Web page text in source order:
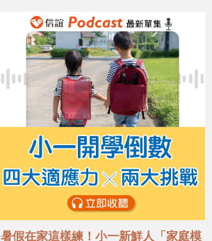
暑假在家這樣練！小一新鮮人「家庭模